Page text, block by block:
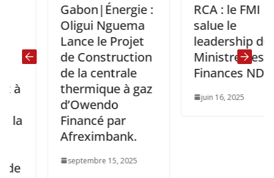
Gabon|Énergie :
Oligui Nguema
Lance le Projet
de Construction
de la centrale
thermique à gaz
d’Owendo
Financé par
Afreximbank.
septembre 15, 2025
RCA : le FMI
salue le
leadership du
Ministre des
Finances NDOBA
juin 16, 2025